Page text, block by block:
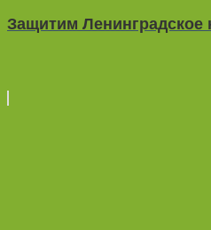
Защитим Ленинградское